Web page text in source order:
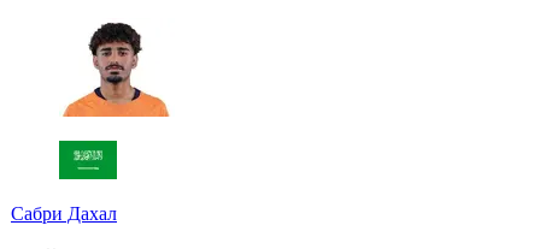
Сабри Дахал